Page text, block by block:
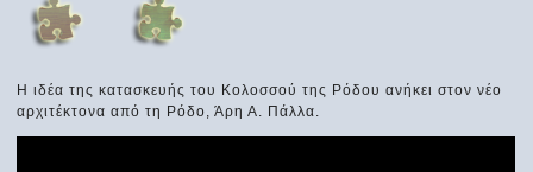
Η ιδέα της κατασκευής του Κολοσσού της Ρόδου ανήκει στον νέο
αρχιτέκτονα από τη Ρόδο, Άρη Α. Πάλλα.